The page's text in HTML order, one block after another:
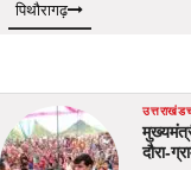
पिथौरागढ़
उत्तराखंड
दौरा-